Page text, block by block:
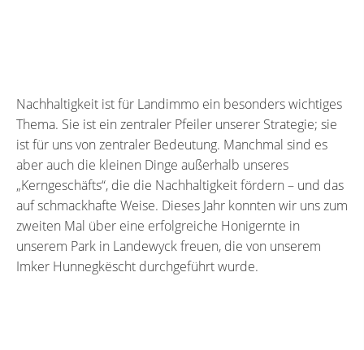
Nachhaltigkeit ist für Landimmo ein besonders wichtiges
Thema. Sie ist ein zentraler Pfeiler unserer Strategie; sie
ist für uns von zentraler Bedeutung. Manchmal sind es
aber auch die kleinen Dinge außerhalb unseres
„Kerngeschäfts“, die die Nachhaltigkeit fördern – und das
auf schmackhafte Weise. Dieses Jahr konnten wir uns zum
zweiten Mal über eine erfolgreiche Honigernte in
unserem Park in Landewyck freuen, die von unserem
Imker Hunnegkëscht durchgeführt wurde.